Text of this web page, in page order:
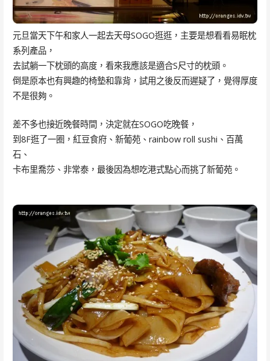
元旦當天下午和家人一起去天母SOGO逛逛，主要是想看看易眠枕
系列產品，
去試躺一下枕頭的高度，看來我應該是適合S尺寸的枕頭。
倒是原本也有興趣的椅墊和靠背，試用之後反而遲疑了，覺得厚度
不是很夠。
差不多也接近晚餐時間，決定就在SOGO吃晚餐，
到8F逛了一圈，紅豆食府、新葡苑、rainbow roll sushi、百萬
石、
卡布里喬莎、非常泰，最後因為想吃港式點心而挑了新葡苑。